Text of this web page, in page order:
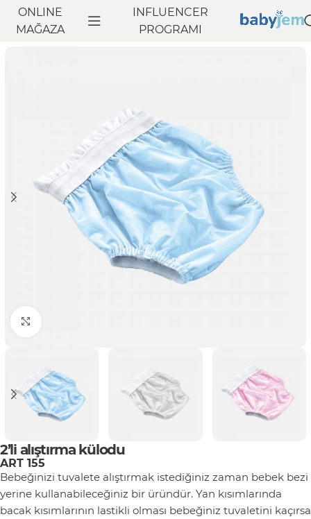
ONLINE
MAĞAZA
INFLUENCER
PROGRAMI
Anasayfa Banyo Bebek Bakım Ürünleri
2’li alıştırma külodu
ART 155
Bebeğinizi tuvalete alıştırmak istediğiniz zaman bebek bezi
yerine kullanabileceğiniz bir üründür. Yan kısımlarında
bacak kısımlarının lastikli olması bebeğiniz tuvaletini kaçırsa